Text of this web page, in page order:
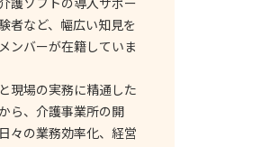
護ソフトの導入サポー
者など、幅広い知見を
ンバーが在籍していま
現場の実務に精通した
ら、介護事業所の開
々の業務効率化、経営